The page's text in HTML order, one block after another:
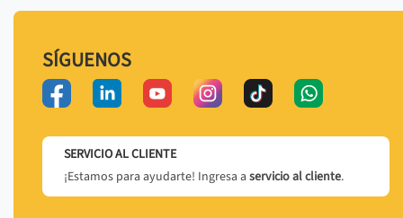
SÍGUENOS
SERVICIO AL CLIENTE
¡Estamos para ayudarte! Ingresa a servicio al cliente.